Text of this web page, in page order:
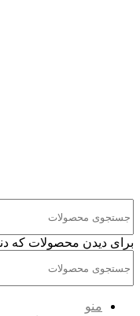
برای دیدن محصولات که
منو